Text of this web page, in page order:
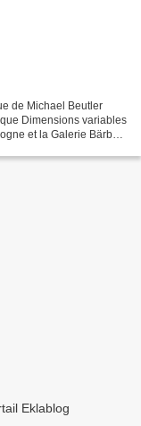
de Michael Beutler
Dimensions variables
et la Galerie Bärbel
Eklablog